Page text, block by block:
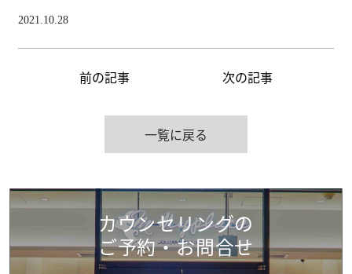
2021.10.28
前の記事 次の記事
一覧に戻る
カウンセリングの
ご予約・お問合せ